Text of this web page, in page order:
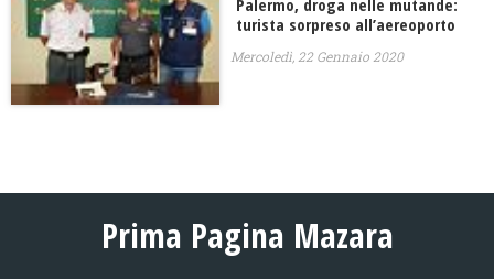
Palermo, droga nelle mutande:
turista sorpreso all’aereoporto
Mercoledì, 22 Gennaio 2020
Prima Pagina Mazara